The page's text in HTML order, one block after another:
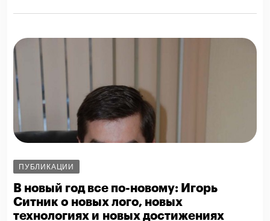
ПУБЛИКАЦИИ
В новый год все по-новому: Игорь
Ситник о новых лого, новых
технологиях и новых достижениях